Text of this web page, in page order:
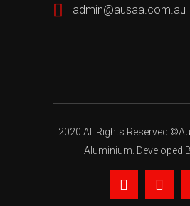
admin@ausaa.com.au
2020 All Rights Reserved
Aluminium. Developed